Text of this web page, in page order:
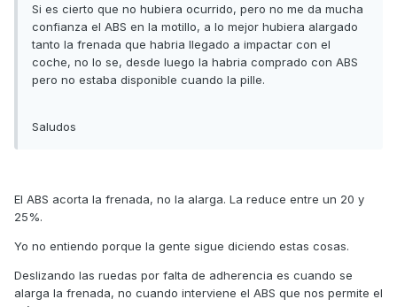
Si es cierto que no hubiera ocurrido, pero no me da mucha
confianza el ABS en la motillo, a lo mejor hubiera alargado
tanto la frenada que habria llegado a impactar con el
coche, no lo se, desde luego la habria comprado con ABS
pero no estaba disponible cuando la pille.
Saludos
El ABS acorta la frenada, no la alarga. La reduce entre un 20 y
25%.
Yo no entiendo porque la gente sigue diciendo estas cosas.
Deslizando las ruedas por falta de adherencia es cuando se
alarga la frenada, no cuando interviene el ABS que nos permite el